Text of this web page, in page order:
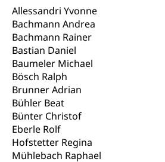
Allessandri Yvonne
Bachmann Andrea
Bachmann Rainer
Bastian Daniel
Baumeler Michael
Bösch Ralph
Brunner Adrian
Bühler Beat
Bünter Christof
Eberle Rolf
Hofstetter Regina
Mühlebach Raphael
Krankenversicherung
Prämienverbilligung
Obligatorische
Kranken- und
Lebensmittelsicherheit
sichere Lebensmittel,
Lebensmittelhygiene,
Prävention
Gesundheitsvorsorge, Wellness,
Suchtprävention, Alkoholprävention,
Tabakprävention, Primärprävention,
Sekundärprävention,
Soziale Sicherheit